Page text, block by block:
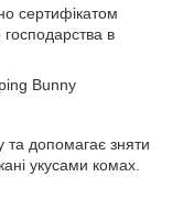
сертифікатом
в
Bunny
та допомагає зняти
укусами комах.